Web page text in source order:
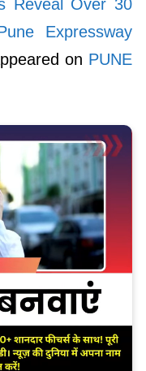
Reveal Over 30
Expressway
on PUNE